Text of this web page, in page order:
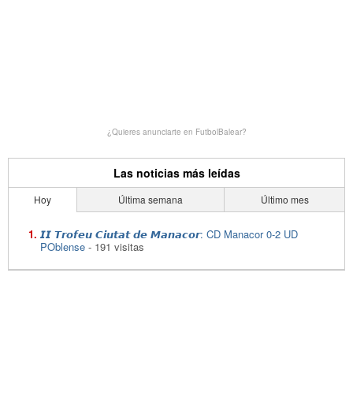
¿Quieres anunciarte en FutbolBalear?
Las noticias más leídas
Hoy Última semana Último mes
𝙄𝙄 𝙏𝙧𝙤𝙛𝙚𝙪 𝘾𝙞𝙪𝙩𝙖𝙩 𝙙𝙚 𝙈𝙖𝙣𝙖𝙘𝙤𝙧: CD Manacor 0-2 UD
POblense - 191 visitas